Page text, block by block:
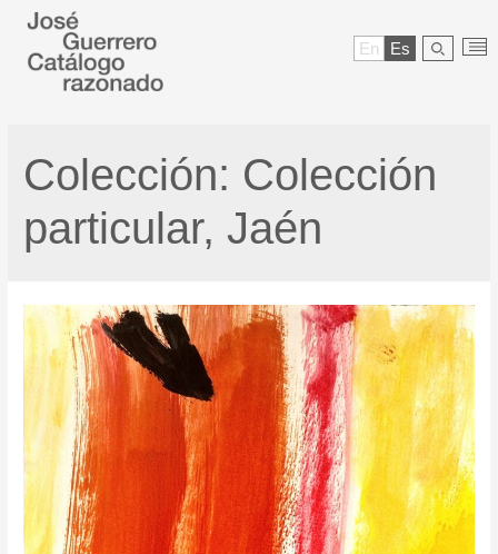
En Es
Colección: Colección
particular, Jaén